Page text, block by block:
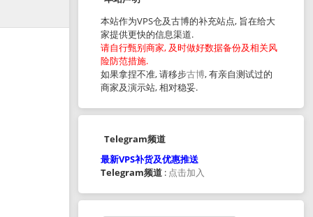
本站作为VPS仓及古博的补充站点, 旨在给大
家提供更快的信息渠道.
请自行甄别商家, 及时做好数据备份及相关风
险防范措施.
如果拿捏不准, 请移步古博, 有亲自测试过的
商家及演示站, 相对稳妥.
Telegram频道
最新VPS补货及优惠推送
Telegram频道 : 点击加入